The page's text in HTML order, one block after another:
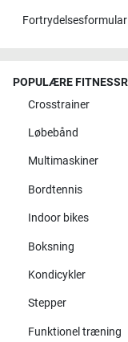
Fortrydelsesformular
POPULÆRE
Crosstrainer
Løbebånd
Multimaskiner
Bordtennis
Indoor bikes
Boksning
Kondicykler
Stepper
Funktionel træning